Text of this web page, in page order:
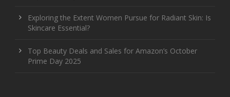
Exploring the Extent Women Pursue for Radiant Skin: Is
Skincare Essential?
Top Beauty Deals and Sales for Amazon’s October
Prime Day 2025